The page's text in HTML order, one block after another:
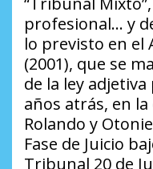
profesional… y
lo previsto en el
(2001), que se
de la ley
años atrás, en la
Rolando y
Fase de Juicio
Tribunal 20 de